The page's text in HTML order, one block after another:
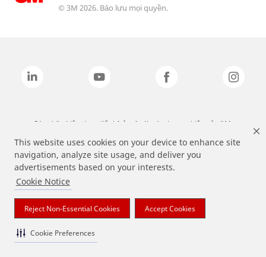
This website uses cookies on your device to enhance site
navigation, analyze site usage, and deliver you
advertisements based on your interests.
Cookie Notice
Reject Non-Essential Cookies Accept Cookies
Cookie Preferences
© 3M 2026. Bảo lưu mọi quyền.
Các nhãn hiệu được liệt kê ở trên là các thương hiệu của 3M.